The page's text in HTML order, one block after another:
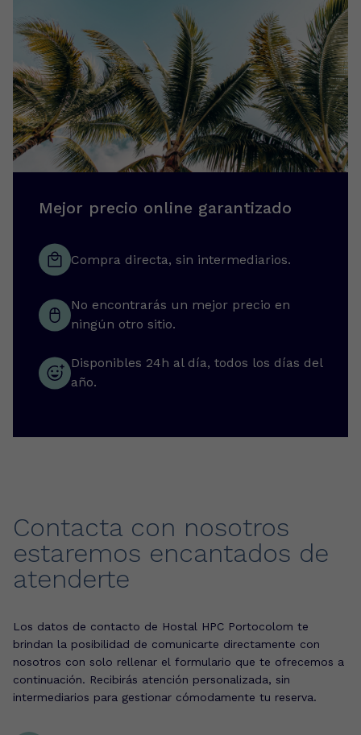
Mejor precio online garantizado
Compra directa, sin intermediarios.
No encontrarás un mejor precio en
ningún otro sitio.
Disponibles 24h al día, todos los días del
año.
Contacta con nosotros
estaremos encantados de
atenderte
Los datos de contacto de Hostal HPC Portocolom te
brindan la posibilidad de comunicarte directamente con
nosotros con solo rellenar el formulario que te ofrecemos a
continuación. Recibirás atención personalizada, sin
intermediarios para gestionar cómodamente tu reserva.